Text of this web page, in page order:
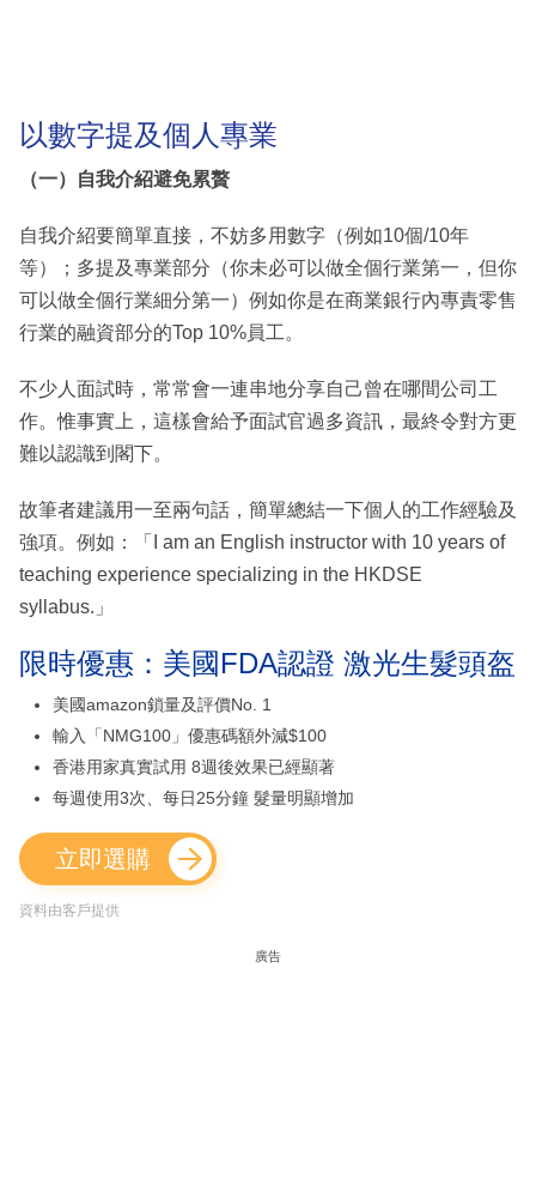
以數字提及個人專業
（一）自我介紹避免累贅
自我介紹要簡單直接，不妨多用數字（例如10個/10年
等）；多提及專業部分（你未必可以做全個行業第一，但你
可以做全個行業細分第一）例如你是在商業銀行內專責零售
行業的融資部分的Top 10%員工。
不少人面試時，常常會一連串地分享自己曾在哪間公司工
作。惟事實上，這樣會給予面試官過多資訊，最終令對方更
難以認識到閣下。
故筆者建議用一至兩句話，簡單總結一下個人的工作經驗及
強項。例如：「I am an English instructor with 10 years of
teaching experience specializing in the HKDSE
syllabus.」
限時優惠：美國FDA認證 激光生髮頭盔
美國amazon鎖量及評價No. 1
輸入「NMG100」優惠碼額外減$100
香港用家真實試用 8週後效果已經顯著
每週使用3次、每日25分鐘 髮量明顯增加
立即選購
資料由客戶提供
廣告